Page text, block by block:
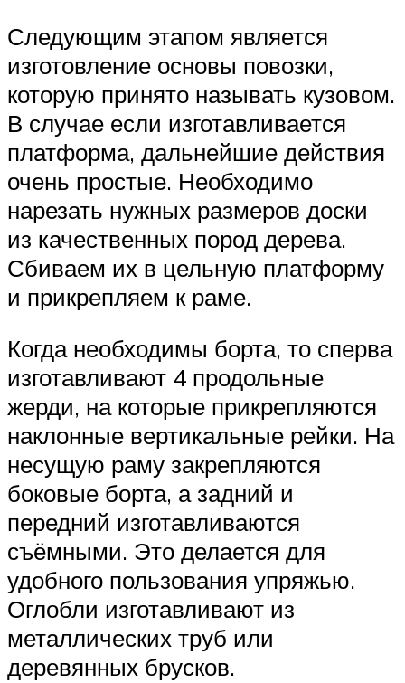
Следующим этапом является
изготовление основы повозки,
которую принято называть кузовом.
В случае если изготавливается
платформа, дальнейшие действия
очень простые. Необходимо
нарезать нужных размеров доски
из качественных пород дерева.
Сбиваем их в цельную платформу
и прикрепляем к раме.
Когда необходимы борта, то сперва
изготавливают 4 продольные
жерди, на которые прикрепляются
наклонные вертикальные рейки. На
несущую раму закрепляются
боковые борта, а задний и
передний изготавливаются
съёмными. Это делается для
удобного пользования упряжью.
Оглобли изготавливают из
металлических труб или
деревянных брусков.